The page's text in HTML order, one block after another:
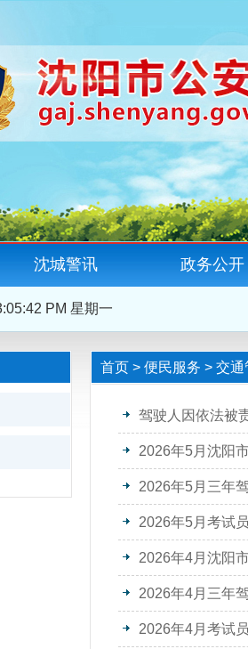
沈城警讯 政务公开
PM 星期一
首页 > 便民服务 > 交通
驾驶人因依法被
2026年5月沈阳
2026年5月三年
2026年5月考试
2026年4月沈阳
2026年4月三年
2026年4月考试